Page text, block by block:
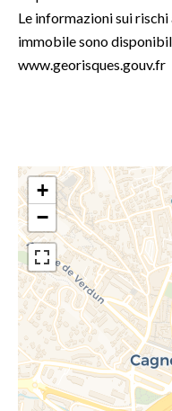
Le informazioni sui
immobile sono
www.georisques.gouv.fr
+
−